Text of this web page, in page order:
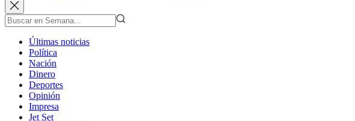
Últimas noticias
Política
Nación
Dinero
Deportes
Opinión
Impresa
Jet Set